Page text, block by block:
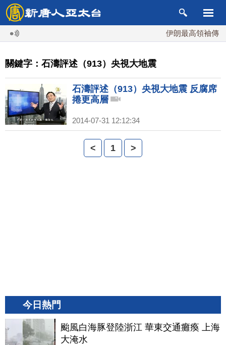
伊朗最高領袖傳「
關鍵字：石濤評述（913）央視大地震
石濤評述（913）央視大地震 反腐席
捲更高層
2014-07-31 12:12:34
< 1 >
今日熱門
颱風白海豚登陸浙江 華東交通癱瘓 上海
大淹水